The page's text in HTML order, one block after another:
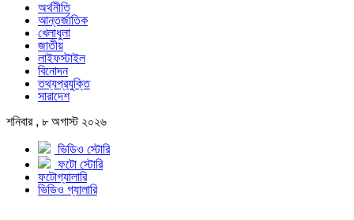
অর্থনীতি
আন্তর্জাতিক
খেলাধুলা
জাতীয়
লাইফস্টাইল
বিনোদন
তথ্যপ্রযুক্তি
সারাদেশ
শনিবার , ৮ অগাস্ট ২০২৬
ভিডিও স্টোরি
ফটো স্টোরি
ফটোগ্যালারি
ভিডিও গ্যালারি